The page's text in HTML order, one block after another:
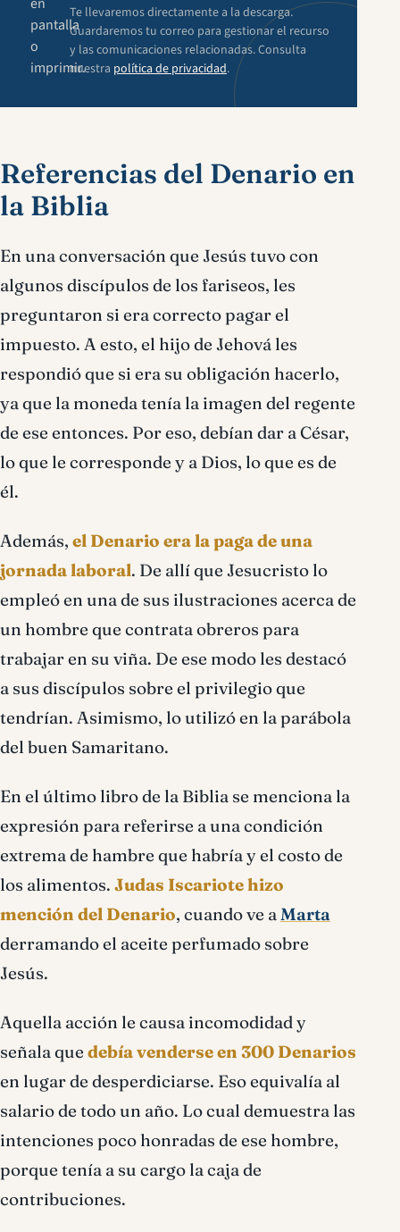
pantalla
o
imprimir.
Te llevaremos directamente a la descarga.
Guardaremos tu correo para gestionar el recurso
y las comunicaciones relacionadas. Consulta
nuestra política de privacidad.
Referencias del Denario en
la Biblia
En una conversación que Jesús tuvo con
algunos discípulos de los fariseos, les
preguntaron si era correcto pagar el
impuesto. A esto, el hijo de Jehová les
respondió que si era su obligación hacerlo,
ya que la moneda tenía la imagen del regente
de ese entonces. Por eso, debían dar a César,
lo que le corresponde y a Dios, lo que es de
él.
Además, el Denario era la paga de una
jornada laboral. De allí que Jesucristo lo
empleó en una de sus ilustraciones acerca de
un hombre que contrata obreros para
trabajar en su viña. De ese modo les destacó
a sus discípulos sobre el privilegio que
tendrían. Asimismo, lo utilizó en la parábola
del buen Samaritano.
En el último libro de la Biblia se menciona la
expresión para referirse a una condición
extrema de hambre que habría y el costo de
los alimentos. Judas Iscariote hizo
mención del Denario, cuando ve aMarta
derramando el aceite perfumado sobre
Jesús.
Aquella acción le causa incomodidad y
señala que debía venderse en 300 Denarios
en lugar de desperdiciarse. Eso equivalía al
salario de todo un año. Lo cual demuestra las
intenciones poco honradas de ese hombre,
porque tenía a su cargo la caja de
contribuciones.